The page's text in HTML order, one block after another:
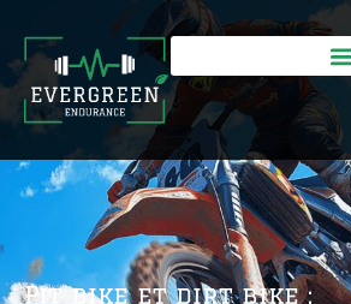
Pit bike et dirt bike :